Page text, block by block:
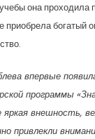
она проходила
приобрела богатый
впервые
программы
внешность,
привлекли